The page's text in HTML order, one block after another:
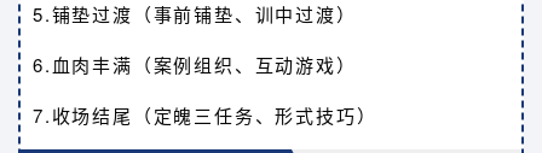
5.铺垫过渡（事前铺垫、训中过渡）
6.血肉丰满（案例组织、互动游戏）
7.收场结尾（定魄三任务、形式技巧）